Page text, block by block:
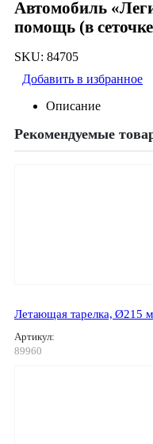
Автомобиль
помощь (в
SKU: 84705
Добавить в избранное
Описание
Рекомендуемые
Летающая тарелка, Ø215
Артикул:
89960